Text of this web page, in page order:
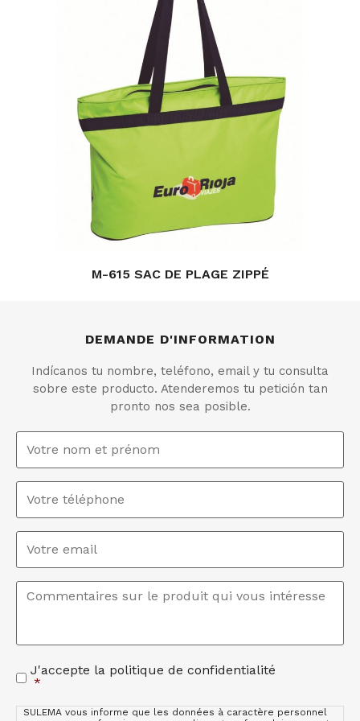
M-615 SAC DE PLAGE ZIPPÉ
DEMANDE D'INFORMATION
Indícanos tu nombre, teléfono, email y tu consulta
sobre este producto. Atenderemos tu petición tan
pronto nos sea posible.
Nom
et
prénom *
Téléphone
Email
Commentaires
Acceptation
de
la
J'accepte la politique de confidentialité
*
SULEMA vous informe que les données à caractère personnel